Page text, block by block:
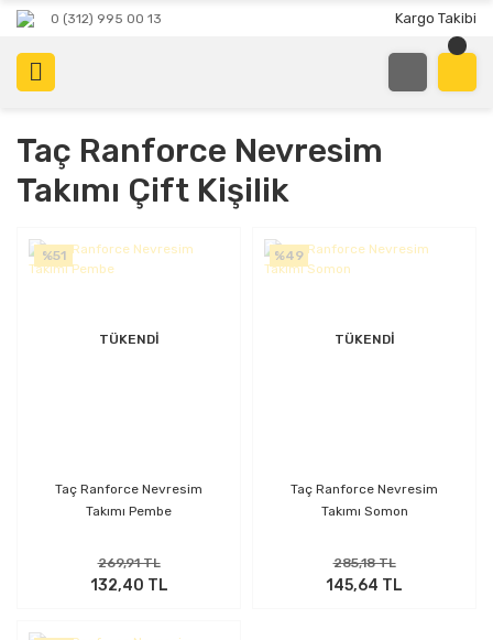
0 (312) 995 00 13 Kargo Takibi
Taç Ranforce Nevresim
Takımı Çift Kişilik
%51
TÜKENDİ
Taç Ranforce Nevresim
Takımı Pembe
269,91 TL
132,40 TL
%49
TÜKENDİ
Taç Ranforce Nevresim
Takımı Somon
285,18 TL
145,64 TL